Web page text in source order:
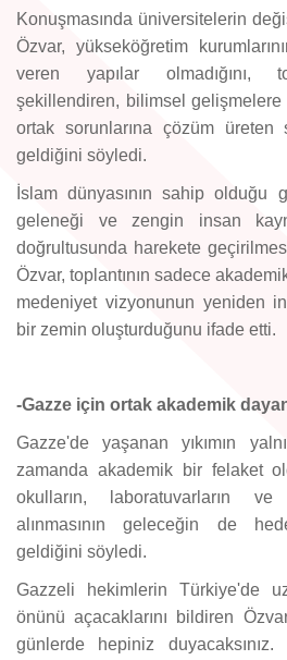
Konuşmasında üniversitelerin
Özvar, yükseköğretim
veren yapılar olmadığını,
şekillendiren, bilimsel gelişmelere
ortak sorunlarına çözüm üreten
geldiğini söyledi.
İslam dünyasının sahip olduğu
geleneği ve zengin insan
doğrultusunda harekete
Özvar, toplantının sadece
medeniyet vizyonunun yeniden
bir zemin oluşturduğunu ifade etti.
-Gazze için ortak akademik
Gazze'de yaşanan yıkımın
zamanda akademik bir felaket
okulların, laboratuvarların
alınmasının geleceğin de
geldiğini söyledi.
Gazzeli hekimlerin Türkiye'de
önünü açacaklarını bildiren
günlerde hepiniz